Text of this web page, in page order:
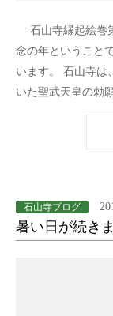
石山寺縁起絵巻
念の年ということ
います。 石山寺は
いた聖武天皇の勅
石山寺ブログ
暑い日が続き